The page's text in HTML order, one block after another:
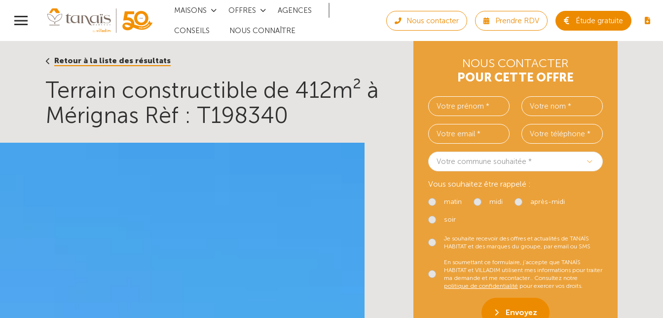
MAISONS OFFRES AGENCES
CONSEILS NOUS CONNAÎTRE
Nous contacter Prendre RDV Étude gratuite
Retour à la liste des résultats
Terrain constructible de 412m² à
Mérignas Rèf : T198340
NOUS CONTACTER
POUR CETTE OFFRE
Votre commune souhaitée *
Vous souhaitez être rappelé :
matin midi après-midi
soir
Je souhaite recevoir des offres et actualités de TANAÏS
HABITAT et des marques du groupe, par email ou SMS
En soumettant ce formulaire, j’accepte que TANAÏS
HABITAT et VILLADIM utilisent mes informations pour traiter
ma demande et me recontacter.. Consultez notre
politique de confidentialité pour exercer vos droits.
Envoyez